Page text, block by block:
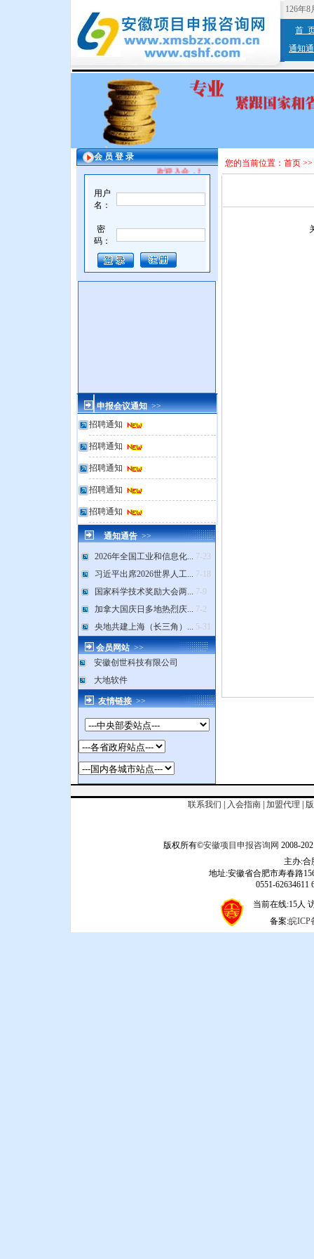
126年8
首
通知
会 员 登 录
欢迎入会，增值服务。
用户
名：
密
码：
申报会议通知>>
招聘通知
招聘通知
招聘通知
招聘通知
招聘通知
通知通告>>
2026年全国工业和信息化... 7-23
习近平出席2026世界人工... 7-18
国家科学技术奖励大会两... 7-9
加拿大国庆日多地热烈庆... 7-2
央地共建上海（长三角）... 5-31
会员网站>>
安徽创世科技有限公司
大地软件
友情链接>>
您的当前位置： 首页 >>
联系我们 入会指南| 加盟代理
版权所有©安徽项目申报咨询网 2008-
主办:合
地址:安徽省合肥市寿春路
0551-62634611
当前在线:15人
备案:皖ICP